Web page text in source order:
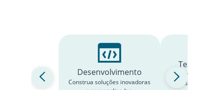
Desenvolvimento
Construa soluções inovadoras
Team as a
Contrate
extensão do seu